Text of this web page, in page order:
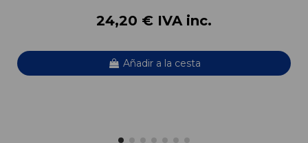
24,20 € IVA inc.
Añadir a la cesta